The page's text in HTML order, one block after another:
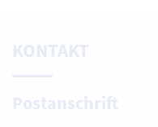
KONTAKT
Postanschrift